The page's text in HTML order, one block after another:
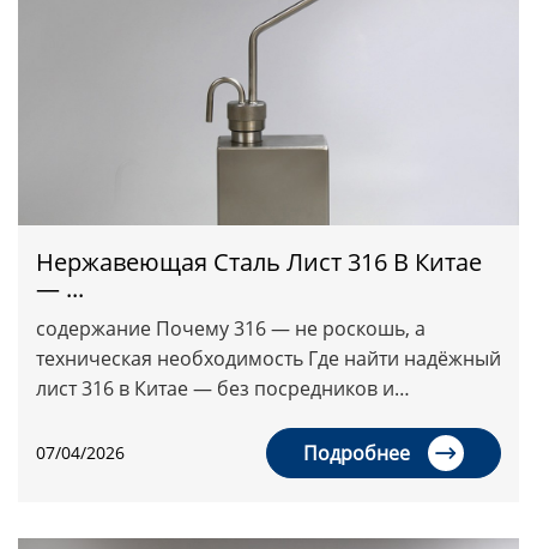
Нержавеющая Сталь Лист 316 В Китае
— ...
содержание Почему 316 — не роскошь, а
техническая необходимость Где найти надёжный
лист 316 в Китае — без посредников и
Главный — стоимость владения Как п...
07/04/2026 Подробнее 